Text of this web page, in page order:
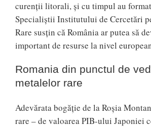
curenţii litorali, şi cu timpul au
Specialiştii Institutului de Cercetări
Rare susţin că România ar putea să
important de resurse la nivel
Romania din punctul de
metalelor rare
Adevărata bogăţie de la Roşia
rare – de valoarea PIB-ului Japoniei